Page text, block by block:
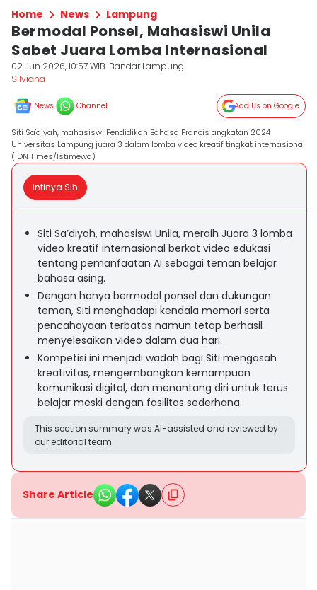
Home News Lampung
Bermodal Ponsel, Mahasiswi Unila
Sabet Juara Lomba Internasional
02 Jun 2026, 10:57 WIB Bandar Lampung
Silviana
News Channel Add Us on Google
Siti Sa'diyah, mahasiswi Pendidikan Bahasa Prancis angkatan 2024
Universitas Lampung juara 3 dalam lomba video kreatif tingkat internasional
(IDN Times/Istimewa)
Intinya Sih
Siti Sa’diyah, mahasiswi Unila, meraih Juara 3 lomba
video kreatif internasional berkat video edukasi
tentang pemanfaatan AI sebagai teman belajar
bahasa asing.
Dengan hanya bermodal ponsel dan dukungan
teman, Siti menghadapi kendala memori serta
pencahayaan terbatas namun tetap berhasil
menyelesaikan video dalam dua hari.
Kompetisi ini menjadi wadah bagi Siti mengasah
kreativitas, mengembangkan kemampuan
komunikasi digital, dan menantang diri untuk terus
belajar meski dengan fasilitas sederhana.
This section summary was AI-assisted and reviewed by
our editorial team.
Share Article